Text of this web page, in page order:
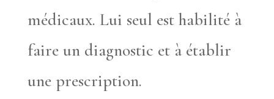
médicaux. Lui seul est habilité à
faire un diagnostic et à établir
une prescription.